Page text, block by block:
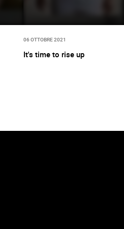
06 OTTOBRE 2021
It's time to rise up